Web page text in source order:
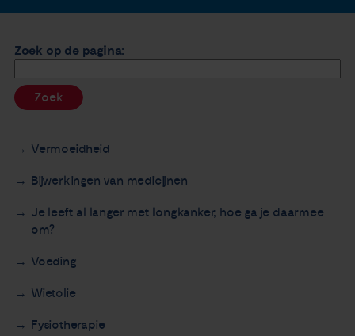
Over ons
Zorgverleners
Contact
Zoek op de pagina:
Zoek
Vermoeidheid
Bijwerkingen van medicijnen
Je leeft al langer met longkanker, hoe ga je daarmee
om?
Voeding
Wietolie
Fysiotherapie